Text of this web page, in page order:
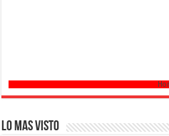
Lo mas Visto